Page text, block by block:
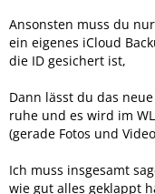
Ansonsten muss du
ein eigenes iCloud
die ID gesichert ist,
Dann lässt du das
ruhe und es wird im
(gerade Fotos und
Ich muss insgesamt
wie gut alles geklappt